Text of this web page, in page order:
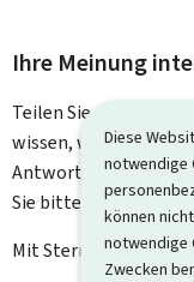
Diese
notwendige
können
notwendige
Zwecken
Ihre Meinung
Teilen Sie uns Ihre
wissen, was wir
Antwort auf Ihr
Sie bitte das
Mit Stern